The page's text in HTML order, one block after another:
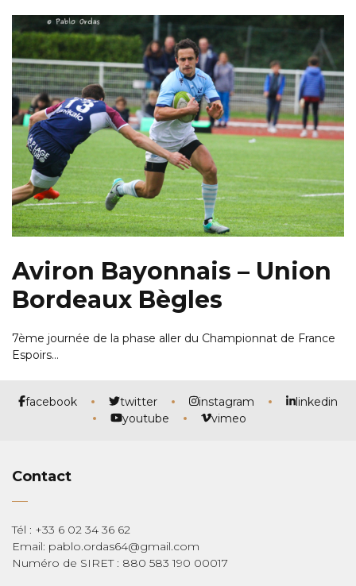
Aviron Bayonnais – Union
Bordeaux Bègles
7ème journée de la phase aller du Championnat de France
Espoirs…
facebook twitter instagram
linkedin
youtube
vimeo
Contact
Tél : +33 6 02 34 36 62
Email: pablo.ordas64@gmail.com
Numéro de SIRET : 880 583 190 00017